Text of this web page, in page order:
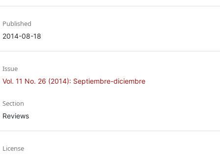
Published
2014-08-18
Issue
Vol. 11 No. 26 (2014): Septiembre-diciembre
Section
Reviews
License